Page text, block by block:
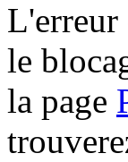
L'erreur
le
la page